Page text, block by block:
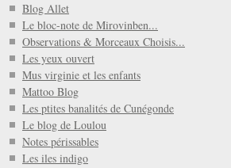
Blog Allet
Le bloc-note de Mirovinben...
Observations & Morceaux Choisis...
Les yeux ouvert
Mus virginie et les enfants
Mattoo Blog
Les ptites banalités de Cunégonde
Le blog de Loulou
Notes périssables
Les iles indigo